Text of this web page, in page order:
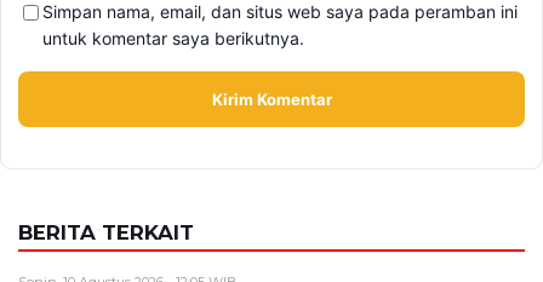
dan Bawa Pulang Piala Bergilir
B50 Bikin Kebutuhan Sawit Melonjak, Pemerintah